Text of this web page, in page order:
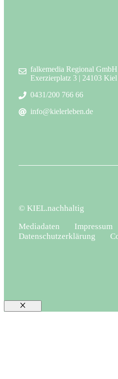
falkemedia Regional GmbH
Exerzierplatz 3 | 24103 Kiel
0431/200 766 66
info@kielerleben.de
© KIEL.nachhaltig
Mediadaten
Impressum
Datenschutzerklärung
Schließen